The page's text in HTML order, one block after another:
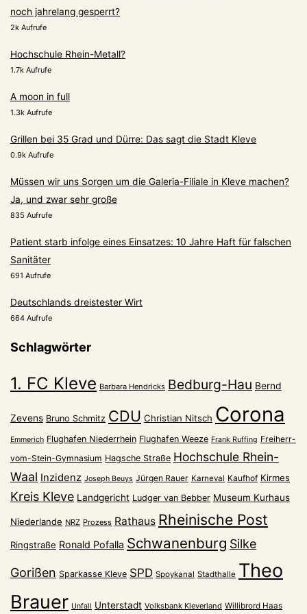
noch jahrelang gesperrt?
2k Aufrufe
Hochschule Rhein-Metall?
1.7k Aufrufe
A moon in full
1.3k Aufrufe
Grillen bei 35 Grad und Dürre: Das sagt die Stadt Kleve
0.9k Aufrufe
Müssen wir uns Sorgen um die Galeria-Filiale in Kleve machen?
Ja, und zwar sehr große
835 Aufrufe
Patient starb infolge eines Einsatzes: 10 Jahre Haft für falschen
Sanitäter
691 Aufrufe
Deutschlands dreistester Wirt
664 Aufrufe
Schlagwörter
1. FC Kleve Barbara Hendricks Bedburg-Hau Bernd
Zevens Bruno Schmitz CDU Christian Nitsch Corona
Emmerich Flughafen Niederrhein Flughafen Weeze Frank Ruffing Freiherr-
vom-Stein-Gymnasium Hagsche Straße Hochschule Rhein-
Waal Inzidenz Joseph Beuys Jürgen Rauer Karneval Kaufhof Kirmes
Kreis Kleve Landgericht Ludger van Bebber Museum Kurhaus
Niederlande NRZ Prozess Rathaus Rheinische Post
Ringstraße Ronald Pofalla Schwanenburg Silke
Gorißen Sparkasse Kleve SPD Spoykanal Stadthalle Theo
Brauer Unfall Unterstadt Volksbank Kleverland Willibrord Haas